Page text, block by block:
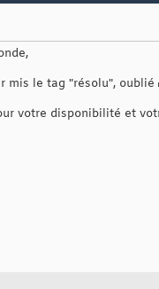
mis le tag "résolu", oublié
votre disponibilité et